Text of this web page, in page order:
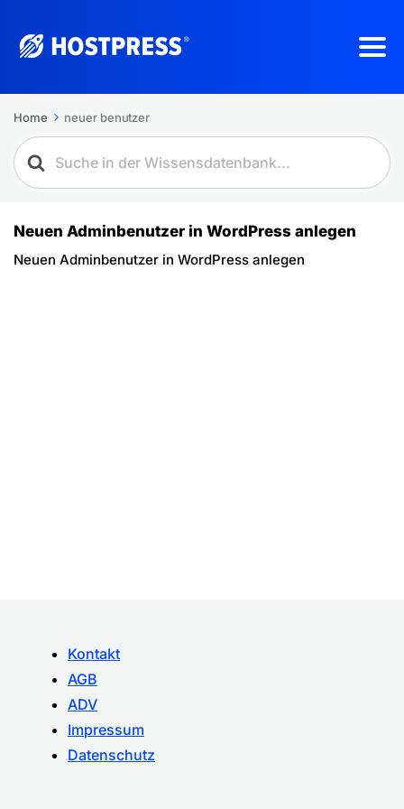
Home neuer benutzer
Neuen Adminbenutzer in WordPress anlegen
Neuen Adminbenutzer in WordPress anlegen
Kontakt
AGB
ADV
Impressum
Datenschutz